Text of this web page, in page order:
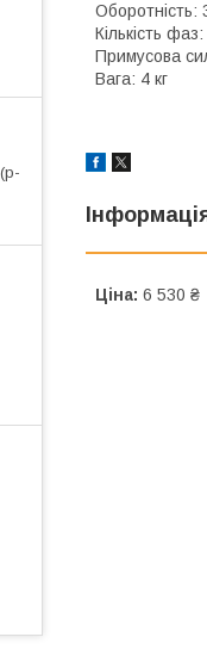
Оборотність:
Кількість фаз:
Примусова
Вага: 4 кг
Ціна: 6 530 ₴